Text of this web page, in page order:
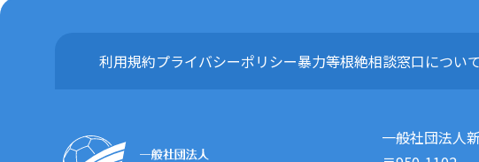
利用規約プライバシーポリシー暴力等根絶相談窓口について
一般社団法人